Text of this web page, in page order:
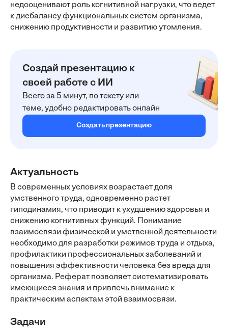
недооценивают роль когнитивной нагрузки, что ведет
к дисбалансу функциональных систем организма,
снижению продуктивности и развитию утомления.
Создай презентацию к
своей работе с ИИ
Всего за 5 минут, по тексту или
теме, удобно редактировать онлайн
Создать презентацию
Актуальность
В современных условиях возрастает доля
умственного труда, одновременно растет
гиподинамия, что приводит к ухудшению здоровья и
снижению когнитивных функций. Понимание
взаимосвязи физической и умственной деятельности
необходимо для разработки режимов труда и отдыха,
профилактики профессиональных заболеваний и
повышения эффективности человека без вреда для
организма. Реферат позволяет систематизировать
имеющиеся знания и привлечь внимание к
практическим аспектам этой взаимосвязи.
Задачи